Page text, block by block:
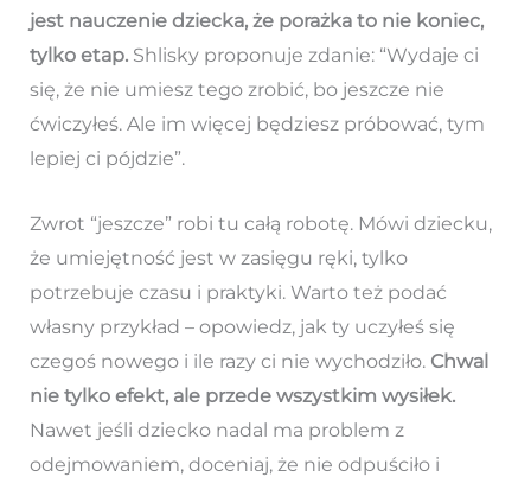
jest nauczenie dziecka, że porażka to nie koniec,
tylko etap.Shlisky proponuje zdanie: “Wydaje ci
się, że nie umiesz tego zrobić, bo jeszcze nie
ćwiczyłeś. Ale im więcej będziesz próbować, tym
lepiej ci pójdzie”.
Zwrot “jeszcze” robi tu całą robotę. Mówi dziecku,
że umiejętność jest w zasięgu ręki, tylko
potrzebuje czasu i praktyki. Warto też podać
własny przykład – opowiedz, jak ty uczyłeś się
czegoś nowego i ile razy ci nie wychodziło. Chwal
nie tylko efekt, ale przede wszystkim wysiłek.
Nawet jeśli dziecko nadal ma problem z
odejmowaniem, doceniaj, że nie odpuściło i